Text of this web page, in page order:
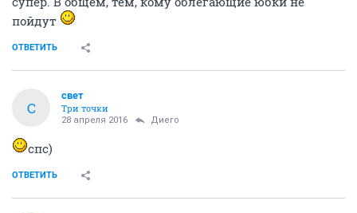
пойдут
ОТВЕТИТЬ
С
свет
Три точки
28 апреля 2016 Диего
спс)
ОТВЕТИТЬ